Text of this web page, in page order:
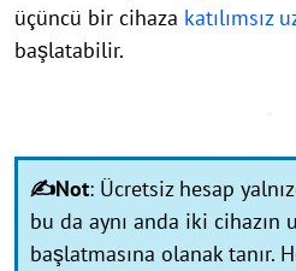
üçüncü bir cihaza katılımsız
başlatabilir.
✍Not: Ücretsiz hesap
bu da aynı anda iki cihazın
başlatmasına olanak tanır.